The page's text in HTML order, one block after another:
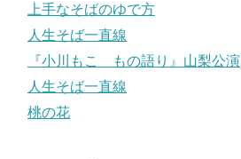
上手なそばのゆで方
人生そば一直線
『小川もこ もの語り』山梨公演
人生そば一直線
桃の花